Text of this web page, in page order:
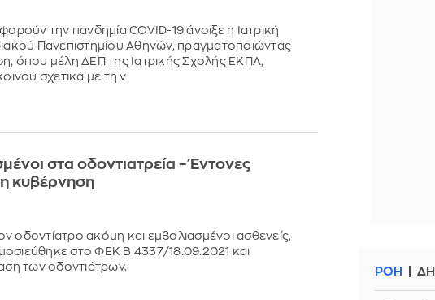
την πανδημία COVID-19 άνοιξε η Ιατρική
Πανεπιστημίου Αθηνών, πραγματοποιώντας
όπου μέλη ΔΕΠ της Ιατρικής Σχολής ΕΚΠΑ,
σχετικά με τη ν
στα οδοντιατρεία – Έντονες
η κυβέρνηση
οδοντίατρο ακόμη και εμβολιασμένοι ασθενείς,
στο ΦΕΚ Β 4337/18.09.2021 και
των οδοντιάτρων.
ΡΟΗ